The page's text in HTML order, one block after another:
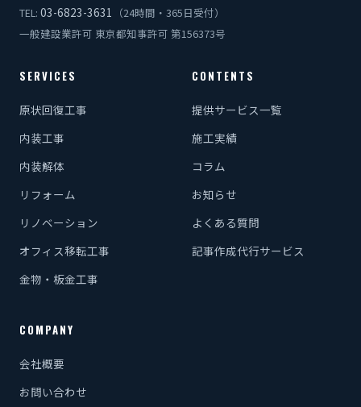
TEL: 03-6823-3631
（24時間・365日受付）
一般建設業許可 東京都知事許可 第156373号
SERVICES
原状回復工事
内装工事
内装解体
リフォーム
リノベーション
オフィス移転工事
金物・板金工事
CONTENTS
提供サービス一覧
施工実績
コラム
お知らせ
よくある質問
記事作成代行サービス
COMPANY
会社概要
お問い合わせ